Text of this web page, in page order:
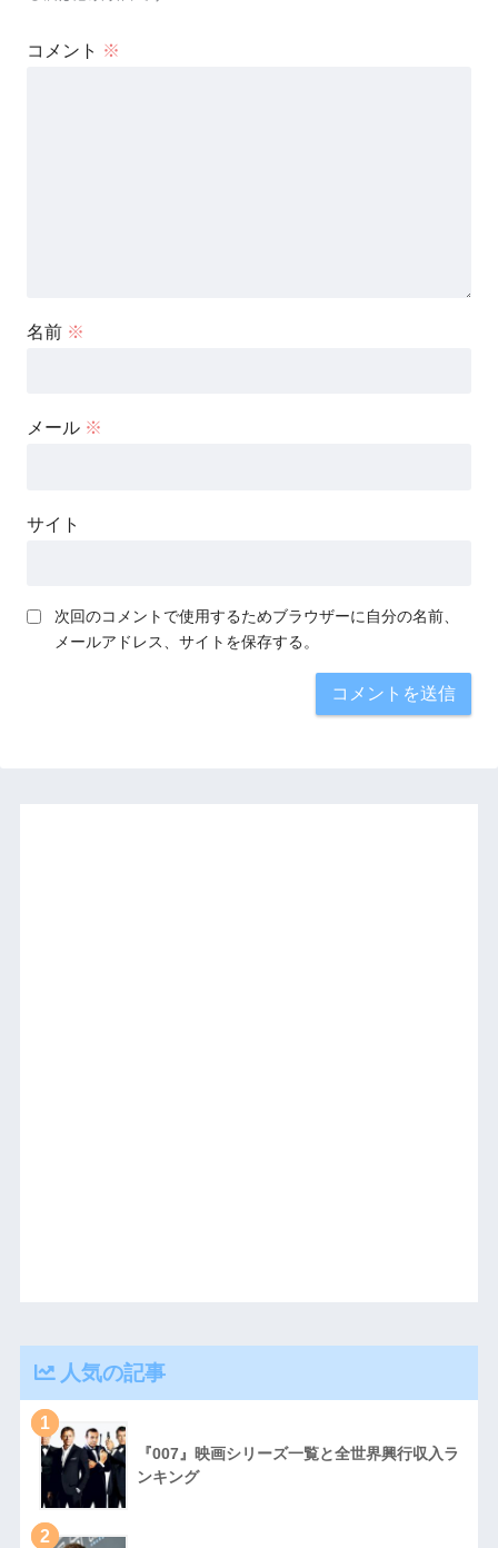
コメント ※
名前 ※
メール ※
サイト
次回のコメントで使用するためブラウザーに自分の名前、
メールアドレス、サイトを保存する。
人気の記事
1
『007』映画シリーズ一覧と全世界興行収入ラ
ンキング
2